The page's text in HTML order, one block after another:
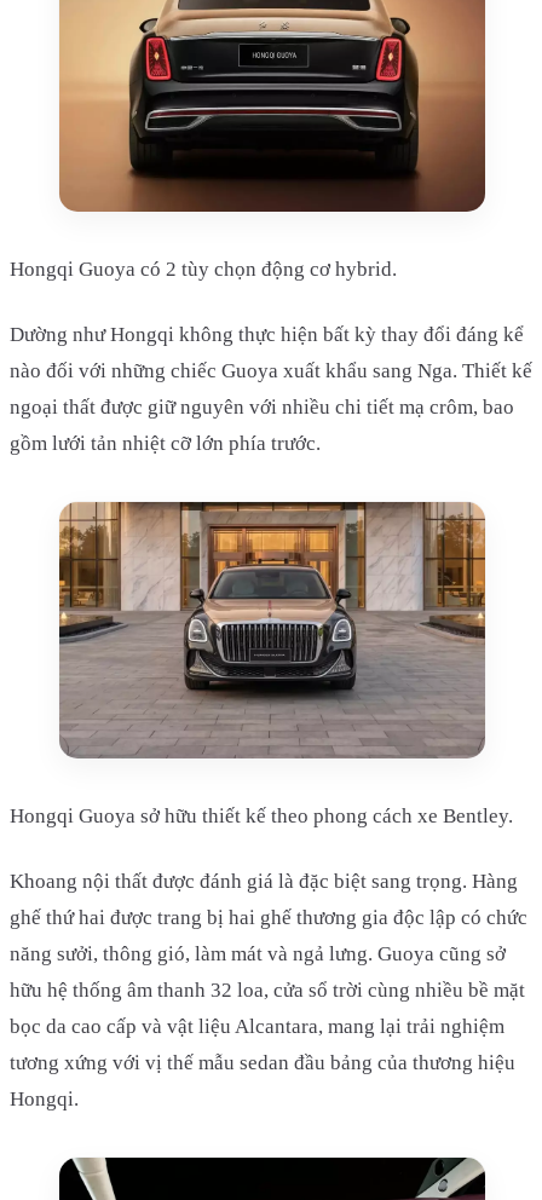
Hongqi Guoya có 2 tùy chọn động cơ hybrid.
Dường như Hongqi không thực hiện bất kỳ thay đổi đáng kể
nào đối với những chiếc Guoya xuất khẩu sang Nga. Thiết kế
ngoại thất được giữ nguyên với nhiều chi tiết mạ crôm, bao
gồm lưới tản nhiệt cỡ lớn phía trước.
Hongqi Guoya sở hữu thiết kế theo phong cách xe Bentley.
Khoang nội thất được đánh giá là đặc biệt sang trọng. Hàng
ghế thứ hai được trang bị hai ghế thương gia độc lập có chức
năng sưởi, thông gió, làm mát và ngả lưng. Guoya cũng sở
hữu hệ thống âm thanh 32 loa, cửa sổ trời cùng nhiều bề mặt
bọc da cao cấp và vật liệu Alcantara, mang lại trải nghiệm
tương xứng với vị thế mẫu sedan đầu bảng của thương hiệu
Hongqi.